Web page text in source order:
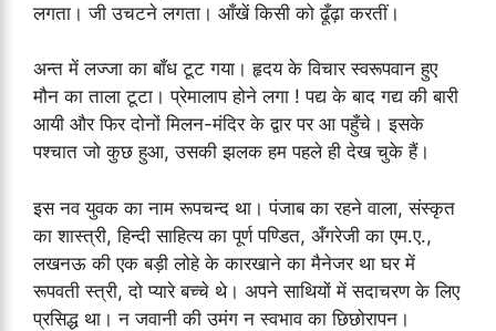
लगता। जी उचटने लगता। आँखें किसी को ढूँढ़ा करतीं।
अन्त में लज्जा का बाँध टूट गया। हृदय के विचार स्वरूपवान हुए
मौन का ताला टूटा। प्रेमालाप होने लगा ! पद्य के बाद गद्य की बारी
आयी और फिर दोनों मिलन-मंदिर के द्वार पर आ पहुँचे। इसके
पश्चात जो कुछ हुआ, उसकी झलक हम पहले ही देख चुके हैं।
इस नव युवक का नाम रूपचन्द था। पंजाब का रहने वाला, संस्कृत
का शास्त्री, हिन्दी साहित्य का पूर्ण पण्डित, अँगरेजी का एम.ए.,
लखनऊ की एक बड़ी लोहे के कारखाने का मैनेजर था घर में
रूपवती स्त्री, दो प्यारे बच्चे थे। अपने साथियों में सदाचरण के लिए
प्रसिद्ध था। न जवानी की उमंग न स्वभाव का छिछोरापन।